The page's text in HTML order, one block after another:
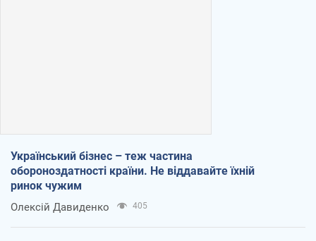
Український бізнес – теж частина
обороноздатності країни. Не віддавайте їхній
ринок чужим
Олексій Давиденко 405